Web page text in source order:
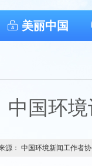
美丽中国
国环
源： 中国环境新闻工作者